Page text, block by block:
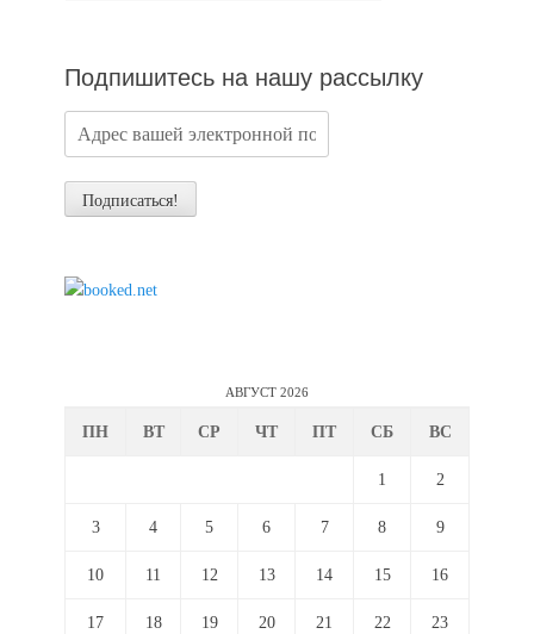
Подпишитесь на нашу рассылку
АВГУСТ 2026
ПН ВТ СР ЧТ ПТ СБ ВС
1 2
3 4 5 6 7 8 9
10 11 12 13 14 15 16
17 18 19 20 21 22 23